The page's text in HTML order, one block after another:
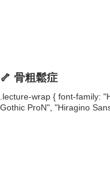
🦴 骨粗鬆症
.lecture-wrap { font-family:
Gothic ProN", "Hiragino